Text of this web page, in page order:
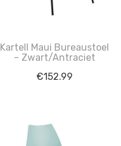
Kartell Maui Bureaustoel
– Zwart/Antraciet
€152.99